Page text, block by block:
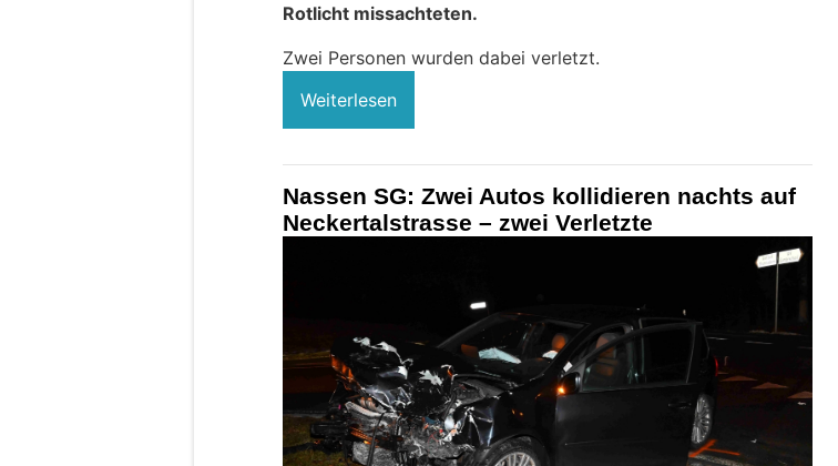
Rotlicht missachteten.
Zwei Personen wurden dabei verletzt.
Weiterlesen
Nassen SG: Zwei Autos kollidieren nachts auf
Neckertalstrasse – zwei Verletzte